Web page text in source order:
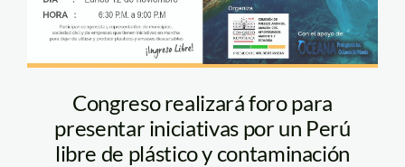
Congreso realizará foro para
presentar iniciativas por un Perú
libre de plástico y contaminación